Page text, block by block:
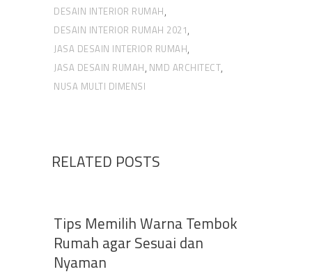
DESAIN INTERIOR RUMAH,
DESAIN INTERIOR RUMAH 2021,
JASA DESAIN INTERIOR RUMAH,
JASA DESAIN RUMAH, NMD ARCHITECT,
NUSA MULTI DIMENSI
RELATED POSTS
Tips Memilih Warna Tembok
Rumah agar Sesuai dan
Nyaman